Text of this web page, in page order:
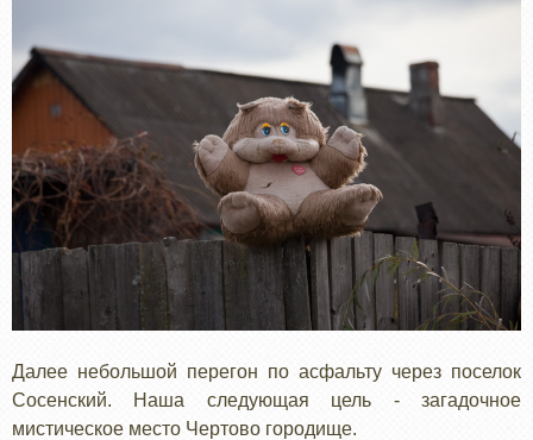
Далее небольшой перегон по асфальту через поселок
Сосенский. Наша следующая цель - загадочное
мистическое место Чертово городище.